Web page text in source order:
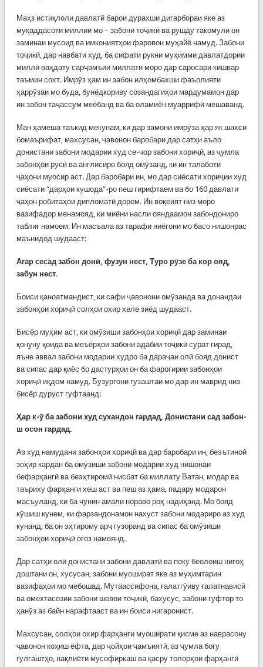
Маҳз истиқлоли давлатӣ барои дурахши дигарбораи яке аз
муқаддасоти миллии мо – забони тоҷикӣ ва рушду такомули он
заминаи мусоид ва имкониятҳои фаровон муҳайё намуд. Забони
тоҷикӣ, дар навбати худ, ба сифати рукни муҳимми давлатдории
миллӣ ваҳдату сарҷамъии миллати моро дар саросари кишвар
таъмин сохт. Имрӯз ҳам ин забон илҳомбахши фаъолияти
ҳаррӯзаи мо буда, бунёдкориву созандагиҳои мардумамон дар
ин забон таҷассум меёбанд ва ба оламиён муаррифӣ мешаванд.
Ман ҳамеша таъкид мекунам, ки дар замони имрӯза ҳар як шахси
бомаърифат, махсусан, ҷавонон баробари дар сатҳи аъло
донистани забони модарии худ се-чор забони хориҷӣ, аз ҷумла
забонҳои русӣ ва англисиро бояд омӯзанд, ки ин талаботи
ҷаҳони муосир аст. Дар баробари ин, мо дар сиёсати хориҷии худ
сиёсати “дарҳои кушода”-ро пеш гирифтаем ва бо 160 давлати
ҷаҳон робитаҳои дипломатӣ дорем. Ин воқеият низ моро
вазифадор менамояд, ки миёни насли ояндаамон забондониро
таблиғ намоем. Ин масъала аз тарафи ниёгони мо басо нишонрас
маънидод шудааст:
Агар сесад забон донӣ, фузун нест, Туро рӯзе ба кор ояд,
забун нест.
Боиси қаноатмандист, ки сафи ҷавонони омӯзанда ва донандаи
забонҳои хориҷӣ солҳои охир хеле зиёд шудааст.
Бисёр муҳим аст, ки омӯзиши забонҳои хориҷӣ дар заминаи
қонуну қоида ва меъёрҳои забони адабии тоҷикӣ сурат гирад,
яъне аввал забони модарии худро ба дараҷаи олӣ бояд донист
ва сипас дар қиёс бо дастурҳои он ба фарогирии забонҳои
хориҷӣ иқдом намуд. Бузургони гузаштаи мо дар ин маврид низ
бисёр дуруст гуфтаанд:
Ҳар к-ӯ ба забони худ сухандон гардад, Донистани сад забон-
ш осон гардад.
Аз худ намудани забонҳои хориҷӣ ва дар баробари ин, беэътиноӣ
зоҳир кардан ба омӯзиши забони модарии худ нишонаи
бефарҳангӣ ва беэҳтиромӣ нисбат ба миллату Ватан, модар ва
таъриху фарҳанги хеш аст ва пеш аз ҳама, падару модарон
масъуланд, ки ба чунин амали нораво роҳ надиҳанд. Мо бояд
кӯшиш кунем, ки фарзандонамон нахуст забони модариро аз худ
кунанд, ба он эҳтирому арҷ гузоранд ва сипас ба омӯзиши
забонҳои хориҷӣ оғоз намоянд.
Дар сатҳи олӣ донистани забони давлатӣ ва поку беолоиш нигоҳ
доштани он, хусусан, забони муошират яке аз муҳимтарин
вазифаҳои мо мебошад. Мутаассифона, ғалатгӯиву ғалатнависӣ
ва омехтасозии забони шевои тоҷикӣ, бахусус, забони гуфтор то
ҳанӯз аз байн нарафтааст ва ин боиси нигаронист.
Махсусан, солҳои охир фарҳанги муоширати қисме аз наврасону
ҷавонон коҳиш ёфта, дар ҷойҳои ҷамъиятӣ, аз ҷумла боғу
гулгаштҳо, нақлиёти мусофиркаш ва қасру толорҳои фарҳангӣ